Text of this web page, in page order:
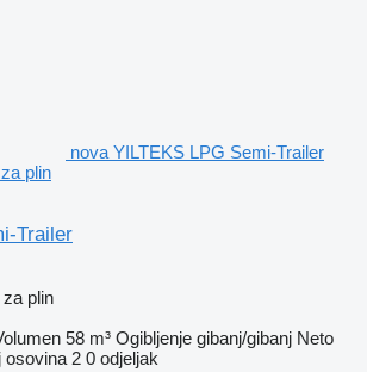
nova YILTEKS LPG Semi-Trailer
plin
Trailer
plin
58 m³ Ogibljenje gibanj/gibanj Neto
osovina 2 0 odjeljak